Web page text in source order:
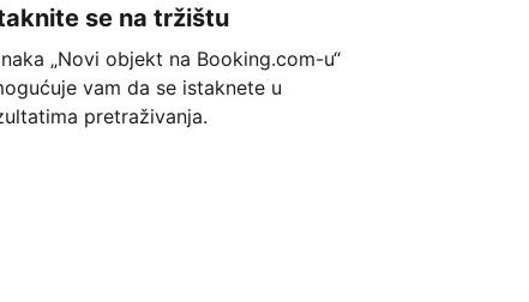
se na tržištu
„Novi objekt na Booking.com-u“
vam da se istaknete u
pretraživanja.